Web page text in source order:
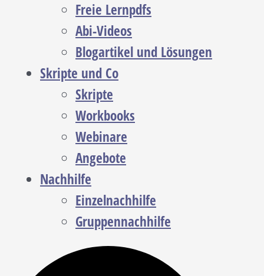
Freie Lernpdfs
Abi-Videos
Blogartikel und Lösungen
Skripte und Co
Skripte
Workbooks
Webinare
Angebote
Nachhilfe
Einzelnachhilfe
Gruppennachhilfe